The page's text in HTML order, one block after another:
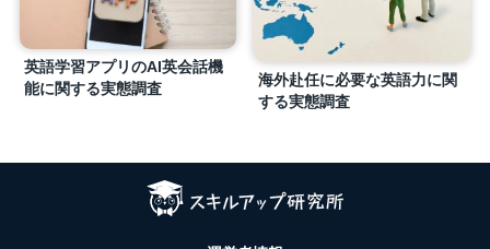
英語学習アプリのAI英会話機
能に関する実態調査
海外赴任に必要な英語力に関
する実態調査